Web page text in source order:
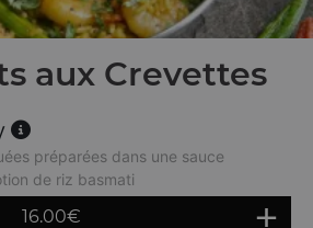
aux Crevettes
préparées dans une sauce
de riz basmati
16.00€